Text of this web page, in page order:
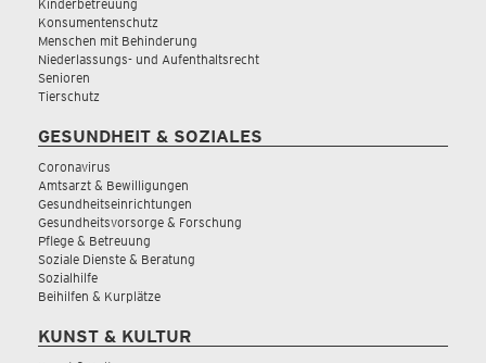
Kinderbetreuung
Konsumentenschutz
Menschen mit Behinderung
Niederlassungs- und Aufenthaltsrecht
Senioren
Tierschutz
GESUNDHEIT & SOZIALES
Coronavirus
Amtsarzt & Bewilligungen
Gesundheitseinrichtungen
Gesundheitsvorsorge & Forschung
Pflege & Betreuung
Soziale Dienste & Beratung
Sozialhilfe
Beihilfen & Kurplätze
KUNST & KULTUR